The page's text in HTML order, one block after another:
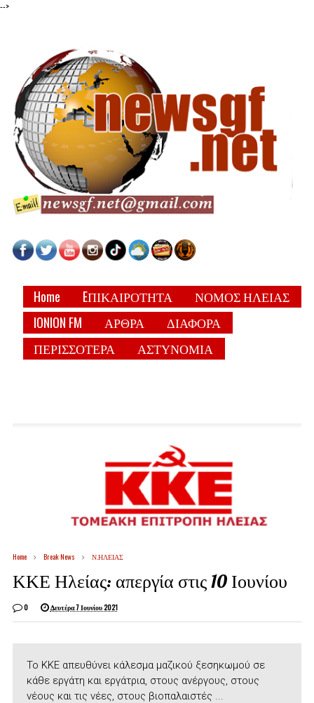
-->
Home EΠΙΚΑΙΡΟΤΗΤΑ
ΝΟΜΟΣ ΗΛΕΙΑΣ
IONION FM
ΑΡΘΡΑ
ΔΙΑΦΟΡΑ
ΠΕΡΙΣΣΟΤΕΡΑ
ΑΣΤΥΝΟΜΙΑ
Home Break News Ν.ΗΛΕΙΑΣ
ΚΚΕ Ηλείας: απεργία στις 10 Ιουνίου
0 Δευτέρα 7 Ιουνίου 2021
Το ΚΚΕ απευθύνει κάλεσμα μαζικού ξεσηκωμού σε
κάθε εργάτη και εργάτρια, στους ανέργους, στους
νέους και τις νέες, στους βιοπαλαιστές ...